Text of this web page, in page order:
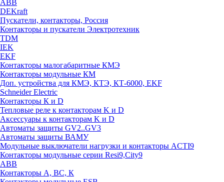
ABB
DEKraft
Пускатели, контакторы, Россия
Контакторы и пускатели Электротехник
TDM
IEK
EKF
Контакторы малогабаритные КМЭ
Контакторы модульные КМ
Доп. устройства для КМЭ, КТЭ, КТ-6000, EKF
Schneider Electric
Контакторы К и D
Тепловые реле к контакторам K и D
Аксессуары к контакторам K и D
Автоматы защиты GV2..GV3
Автоматы защиты ВАМУ
Модульные выключатели нагрузки и контакторы ACTI9
Контакторы модульные серии Resi9,City9
ABB
Контакторы А, ВС, К